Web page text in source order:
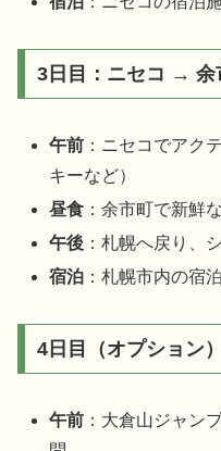
3日目：ニセコ →
午前 ：ニセコでアク
キーなど）
昼食 ：余市町で新鮮
午後 ：札幌へ戻り、
宿泊 ：札幌市内の宿
4日目（オプション
午前 ：大倉山ジャン